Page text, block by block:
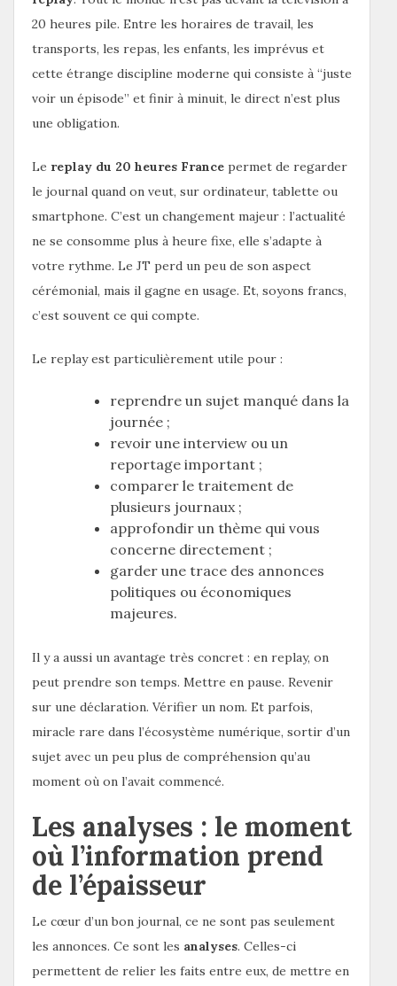
20 heures pile. Entre les horaires de travail, les
transports, les repas, les enfants, les imprévus et
cette étrange discipline moderne qui consiste à “juste
voir un épisode” et finir à minuit, le direct n’est plus
une obligation.
Le replay du 20 heures France permet de regarder
le journal quand on veut, sur ordinateur, tablette ou
smartphone. C’est un changement majeur : l’actualité
ne se consomme plus à heure fixe, elle s’adapte à
votre rythme. Le JT perd un peu de son aspect
cérémonial, mais il gagne en usage. Et, soyons francs,
c’est souvent ce qui compte.
Le replay est particulièrement utile pour :
reprendre un sujet manqué dans la
journée ;
revoir une interview ou un
reportage important ;
comparer le traitement de
plusieurs journaux ;
approfondir un thème qui vous
concerne directement ;
garder une trace des annonces
politiques ou économiques
majeures.
Il y a aussi un avantage très concret : en replay, on
peut prendre son temps. Mettre en pause. Revenir
sur une déclaration. Vérifier un nom. Et parfois,
miracle rare dans l’écosystème numérique, sortir d’un
sujet avec un peu plus de compréhension qu’au
moment où on l’avait commencé.
Les analyses : le moment
où l’information prend
de l’épaisseur
Le cœur d’un bon journal, ce ne sont pas seulement
les annonces. Ce sont les analyses. Celles-ci
permettent de relier les faits entre eux, de mettre en